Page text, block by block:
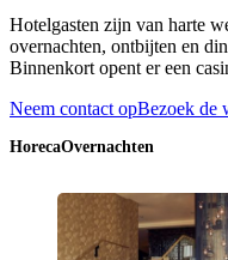
Hotelgasten zijn van harte
overnachten, ontbijten en
Binnenkort opent er een
Neem contact opBezoek de
HorecaOvernachten